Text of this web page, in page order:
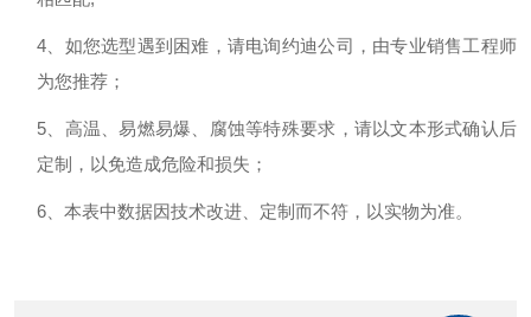
4、如您选型遇到困难，请电询约迪公司，由专业销售工程师
为您推荐；
5、高温、易燃易爆、腐蚀等特殊要求，请以文本形式确认后
定制，以免造成危险和损失；
6、本表中数据因技术改进、定制而不符，以实物为准。